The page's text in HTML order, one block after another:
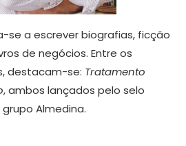
se a escrever biografias, ficção
de negócios. Entre os
destacam-se: Tratamento
, ambos lançados pelo selo
Almedina.